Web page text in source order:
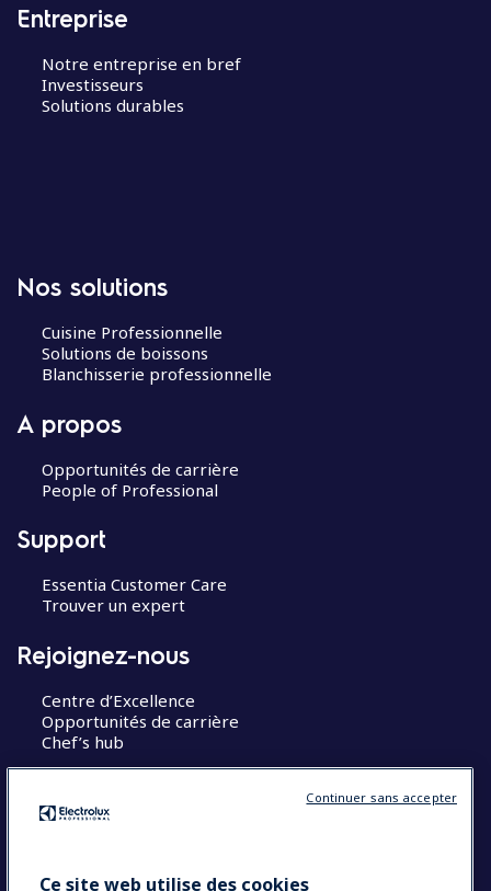
Entreprise
Notre entreprise en bref
Investisseurs
Solutions durables
Nos solutions
Cuisine Professionnelle
Solutions de boissons
Blanchisserie professionnelle
A propos
Opportunités de carrière
People of Professional
Support
Essentia Customer Care
Trouver un expert
Rejoignez-nous
Centre d’Excellence
Opportunités de carrière
Chef’s hub
Ce site web utilise des cookies
Continuer sans accepter